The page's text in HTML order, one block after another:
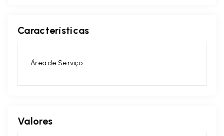
Características
Área de Serviço
Valores